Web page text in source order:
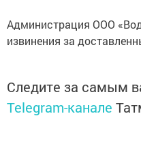
Администрация ООО
извинения за
Следите за самым
Telegram-канале